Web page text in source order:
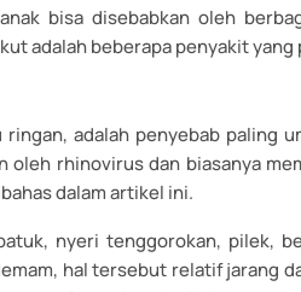
bisa disebabkan oleh
adalah beberapa penyakit yang
adalah penyebab paling
oleh rhinovirus dan biasanya
dalam artikel ini.
nyeri tenggorokan, pilek,
hal tersebut relatif jarang